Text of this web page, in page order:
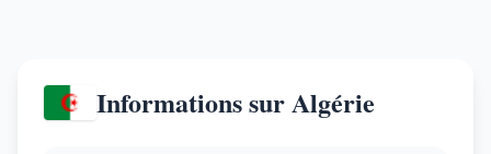
Informations sur Algérie